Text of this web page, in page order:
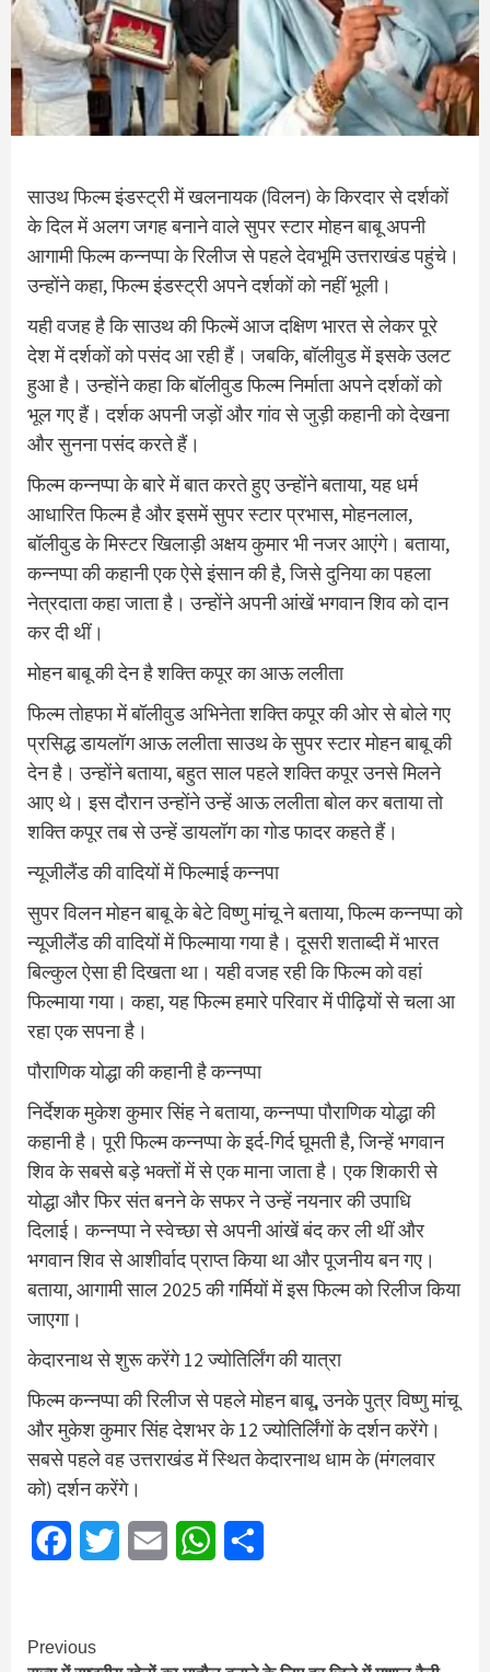
साउथ फिल्म इंडस्ट्री में खलनायक (विलन) के किरदार से दर्शकों
के दिल में अलग जगह बनाने वाले सुपर स्टार मोहन बाबू अपनी
आगामी फिल्म कन्नप्पा के रिलीज से पहले देवभूमि उत्तराखंड पहुंचे।
उन्होंने कहा, फिल्म इंडस्ट्री अपने दर्शकों को नहीं भूली।
यही वजह है कि साउथ की फिल्में आज दक्षिण भारत से लेकर पूरे
देश में दर्शकों को पसंद आ रही हैं। जबकि, बॉलीवुड में इसके उलट
हुआ है। उन्होंने कहा कि बॉलीवुड फिल्म निर्माता अपने दर्शकों को
भूल गए हैं। दर्शक अपनी जड़ों और गांव से जुड़ी कहानी को देखना
और सुनना पसंद करते हैं।
फिल्म कन्नप्पा के बारे में बात करते हुए उन्होंने बताया, यह धर्म
आधारित फिल्म है और इसमें सुपर स्टार प्रभास, मोहनलाल,
बॉलीवुड के मिस्टर खिलाड़ी अक्षय कुमार भी नजर आएंगे। बताया,
कन्नप्पा की कहानी एक ऐसे इंसान की है, जिसे दुनिया का पहला
नेत्रदाता कहा जाता है। उन्होंने अपनी आंखें भगवान शिव को दान
कर दी थीं।
मोहन बाबू की देन है शक्ति कपूर का आऊ ललीता
फिल्म तोहफा में बॉलीवुड अभिनेता शक्ति कपूर की ओर से बोले गए
प्रसिद्ध डायलॉग आऊ ललीता साउथ के सुपर स्टार मोहन बाबू की
देन है। उन्होंने बताया, बहुत साल पहले शक्ति कपूर उनसे मिलने
आए थे। इस दौरान उन्होंने उन्हें आऊ ललीता बोल कर बताया तो
शक्ति कपूर तब से उन्हें डायलॉग का गोड फादर कहते हैं।
न्यूजीलैंड की वादियों में फिल्माई कन्नपा
सुपर विलन मोहन बाबू के बेटे विष्णु मांचू ने बताया, फिल्म कन्नप्पा को
न्यूजीलैंड की वादियों में फिल्माया गया है। दूसरी शताब्दी में भारत
बिल्कुल ऐसा ही दिखता था। यही वजह रही कि फिल्म को वहां
फिल्माया गया। कहा, यह फिल्म हमारे परिवार में पीढ़ियों से चला आ
रहा एक सपना है।
पौराणिक योद्धा की कहानी है कन्नप्पा
निर्देशक मुकेश कुमार सिंह ने बताया, कन्नप्पा पौराणिक योद्धा की
कहानी है। पूरी फिल्म कन्नप्पा के इर्द-गिर्द घूमती है, जिन्हें भगवान
शिव के सबसे बड़े भक्तों में से एक माना जाता है। एक शिकारी से
योद्धा और फिर संत बनने के सफर ने उन्हें नयनार की उपाधि
दिलाई। कन्नप्पा ने स्वेच्छा से अपनी आंखें बंद कर ली थीं और
भगवान शिव से आशीर्वाद प्राप्त किया था और पूजनीय बन गए।
बताया, आगामी साल 2025 की गर्मियों में इस फिल्म को रिलीज किया
जाएगा।
केदारनाथ से शुरू करेंगे 12 ज्योतिर्लिंग की यात्रा
फिल्म कन्नप्पा की रिलीज से पहले मोहन बाबू, उनके पुत्र विष्णु मांचू
और मुकेश कुमार सिंह देशभर के 12 ज्योतिर्लिंगों के दर्शन करेंगे।
सबसे पहले वह उत्तराखंड में स्थित केदारनाथ धाम के (मंगलवार
को) दर्शन करेंगे।
FacebookTwitter Email WhatsApp
Continue
Previous